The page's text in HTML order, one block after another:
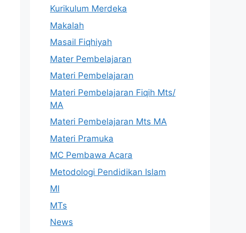
Kurikulum Merdeka
Makalah
Masail Fiqhiyah
Mater Pembelajaran
Materi Pembelajaran
Materi Pembelajaran Fiqih Mts/
MA
Materi Pembelajaran Mts MA
Materi Pramuka
MC Pembawa Acara
Metodologi Pendidikan Islam
MI
MTs
News